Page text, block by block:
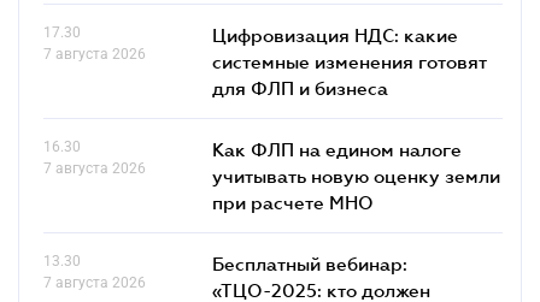
17.30
7 августа 2026
Цифровизация НДС: какие
системные изменения готовят
для ФЛП и бизнеса
16.30
7 августа 2026
Как ФЛП на едином налоге
учитывать новую оценку земли
при расчете МНО
13.30
7 августа 2026
Бесплатный вебинар:
«ТЦО-2025: кто должен